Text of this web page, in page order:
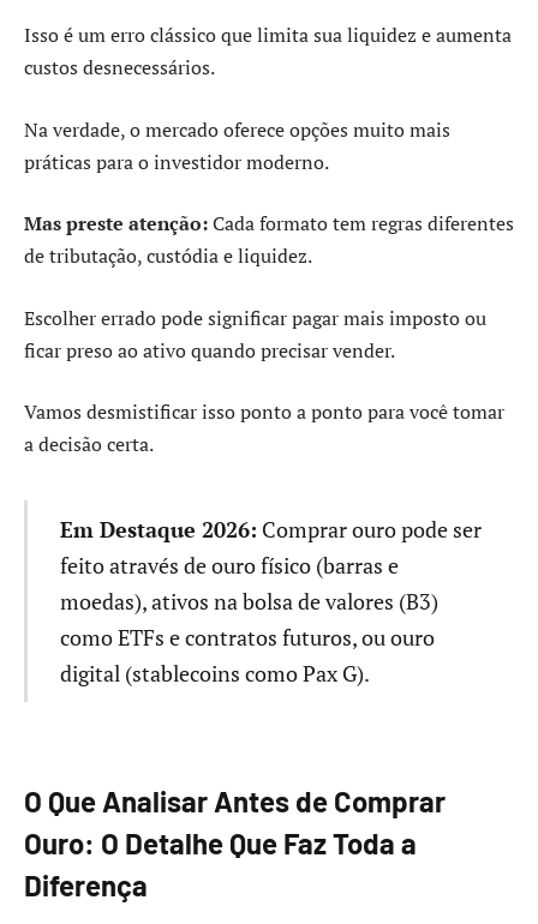
Isso é um erro clássico que limita sua liquidez e aumenta
custos desnecessários.
Na verdade, o mercado oferece opções muito mais
práticas para o investidor moderno.
Mas preste atenção:Cada formato tem regras diferentes
de tributação, custódia e liquidez.
Escolher errado pode significar pagar mais imposto ou
ficar preso ao ativo quando precisar vender.
Vamos desmistificar isso ponto a ponto para você tomar
a decisão certa.
Em Destaque 2026: Comprar ouro pode ser
feito através de ouro físico (barras e
moedas), ativos na bolsa de valores (B3)
como ETFs e contratos futuros, ou ouro
digital (stablecoins como Pax G).
O Que Analisar Antes de Comprar
Ouro: O Detalhe Que Faz Toda a
Diferença